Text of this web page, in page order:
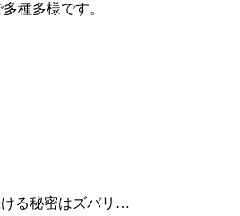
種多様です。
る秘密はズバリ…